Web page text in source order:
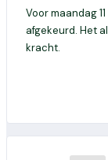
Voor maandag
afgekeurd. Het
kracht.